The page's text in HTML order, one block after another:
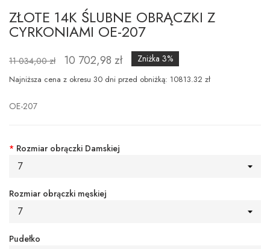
ZŁOTE 14K ŚLUBNE OBRĄCZKI Z
CYRKONIAMI OE-207
11 034,00 zł 10 702,98 zł Zniżka 3%
Najniższa cena z okresu 30 dni przed obniżką: 10813.32 zł
OE-207
* Rozmiar obrączki Damskiej
7
Rozmiar obrączki męskiej
7
Pudełko